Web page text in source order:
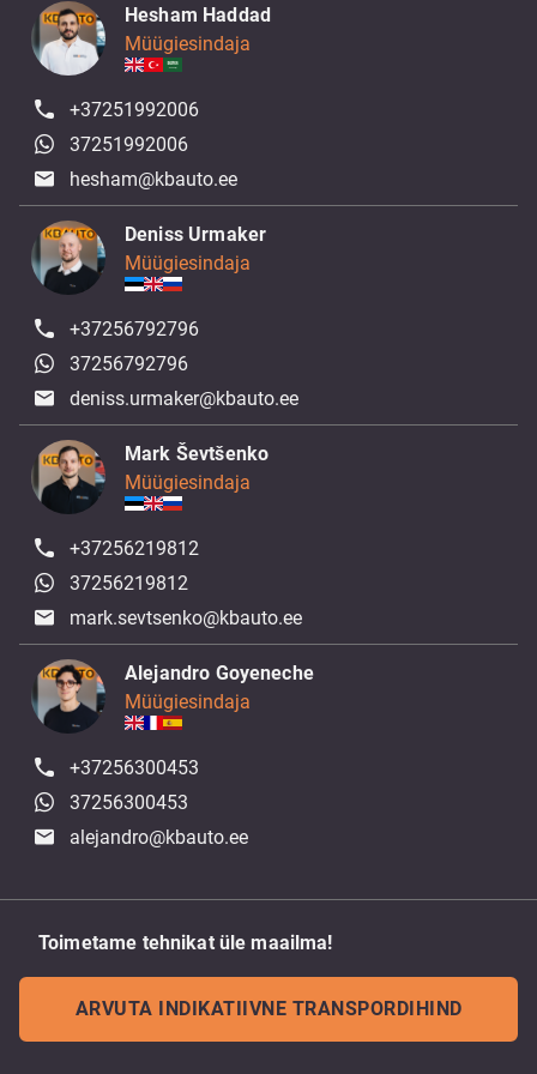
Hesham Haddad
Müügiesindaja
+37251992006
37251992006
hesham@kbauto.ee
Deniss Urmaker
Müügiesindaja
+37256792796
37256792796
deniss.urmaker@kbauto.ee
Mark Ševtšenko
Müügiesindaja
+37256219812
37256219812
mark.sevtsenko@kbauto.ee
Alejandro Goyeneche
Müügiesindaja
+37256300453
37256300453
alejandro@kbauto.ee
Toimetame tehnikat üle maailma!
ARVUTA INDIKATIIVNE TRANSPORDIHIND